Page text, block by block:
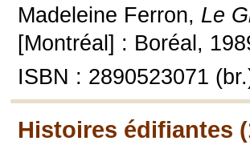
Madeleine Ferron, Le
[Montréal] : Boréal,
ISBN : 2890523071
Histoires édifiantes